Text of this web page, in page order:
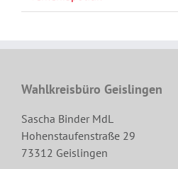
Wahlkreisbüro Geislingen
Sascha Binder MdL
Hohenstaufenstraße 29
73312 Geislingen